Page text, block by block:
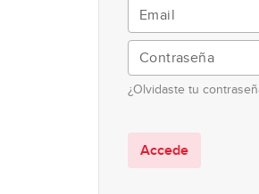
¿Olvidaste tu
Accede